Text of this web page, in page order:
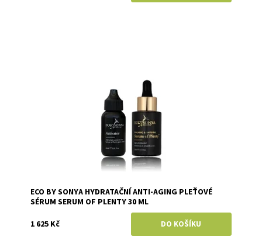
ECO BY SONYA HYDRATAČNÍ ANTI-AGING PLEŤOVÉ
SÉRUM SERUM OF PLENTY 30 ML
1 625 Kč